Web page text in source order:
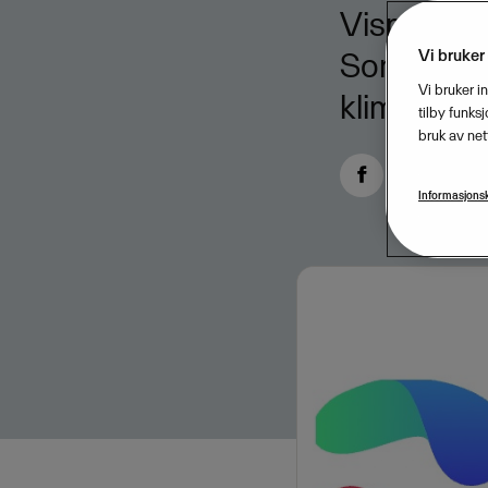
Visma
Sonya –
Vi
Vi bruker
tilby
bruk av